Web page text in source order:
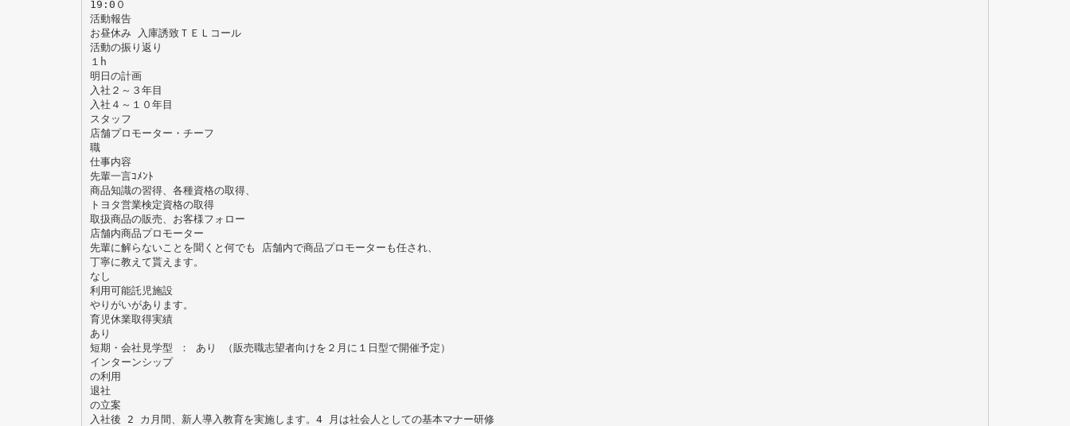
19:0０
活動報告
お昼休み 入庫誘致ＴＥＬコール
活動の振り返り
１h
明日の計画
入社２～３年目
入社４～１０年目
スタッフ
店舗プロモーター・チーフ
職
仕事内容
先輩一言ｺﾒﾝﾄ
商品知識の習得、各種資格の取得、
トヨタ営業検定資格の取得
取扱商品の販売、お客様フォロー
店舗内商品プロモーター
先輩に解らないことを聞くと何でも 店舗内で商品プロモーターも任され、
丁寧に教えて貰えます。
なし
利用可能託児施設
やりがいがあります。
育児休業取得実績
あり
短期・会社見学型 ： あり （販売職志望者向けを２月に１日型で開催予定）
インターンシップ
の利用
退社
の立案
入社後 2 カ月間、新人導入教育を実施します。4 月は社会人としての基本マナー研修